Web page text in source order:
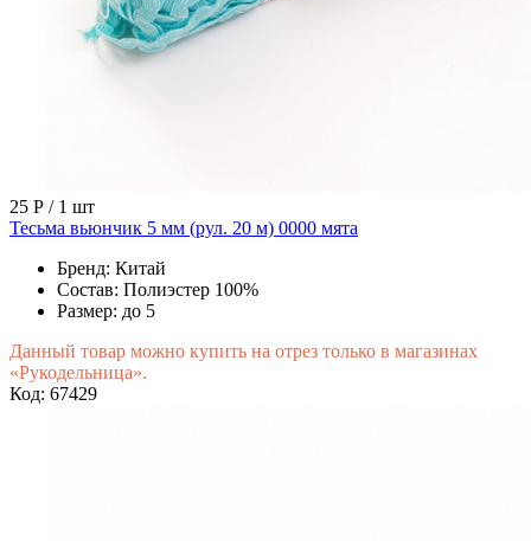
25 Р / 1 шт
Тесьма вьюнчик 5 мм (рул. 20 м) 0000 мята
Бренд: Китай
Состав: Полиэстер 100%
Размер: до 5
Данный товар можно купить на отрез только в магазинах
«Рукодельница».
Код: 67429